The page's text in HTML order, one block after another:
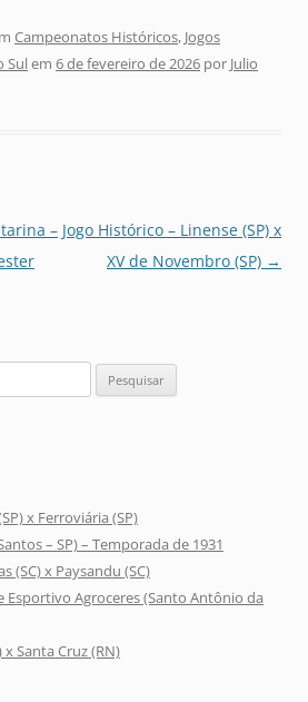
Campeonatos Históricos, Jogos
Sulem 6 de fevereiro de 2026 por Julio
– Jogo Histórico – Linense (SP) x
XV de Novembro (SP) →
x Ferroviária (SP)
– SP) – Temporada de 1931
(SC) x Paysandu (SC)
Esportivo Agroceres (Santo Antônio da
x Santa Cruz (RN)